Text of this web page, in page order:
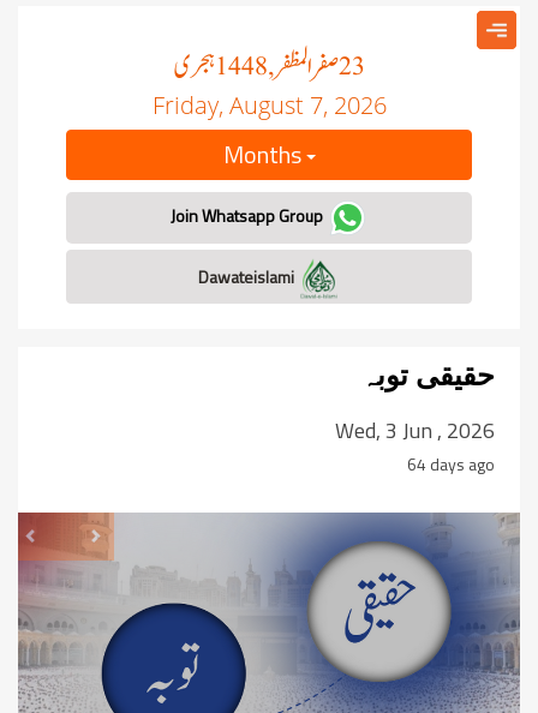
23صفر المظفر, 1448 ہجری
Friday, August 7, 2026
Months
Join Whatsapp Group
حقیقی توبہ
Wed, 3 Jun , 2026
64 days ago
Next